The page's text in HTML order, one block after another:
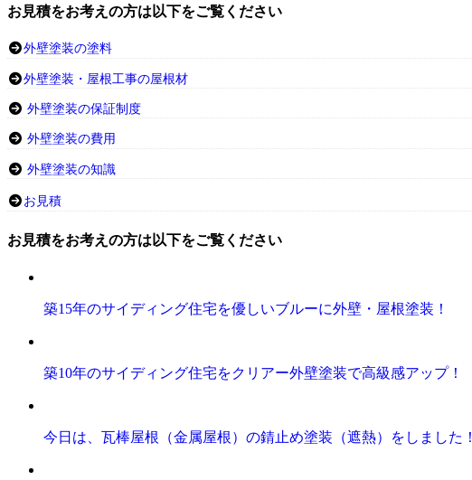
お見積をお考えの方は以下をご覧ください
外壁塗装の塗料
外壁塗装・屋根工事の屋根材
外壁塗装の保証制度
外壁塗装の費用
外壁塗装の知識
お見積
お見積をお考えの方は以下をご覧ください
築15年のサイディング住宅を優しいブルーに外壁・屋根塗装！
築10年のサイディング住宅をクリアー外壁塗装で高級感アップ！
今日は、瓦棒屋根（金属屋根）の錆止め塗装（遮熱）をしました！